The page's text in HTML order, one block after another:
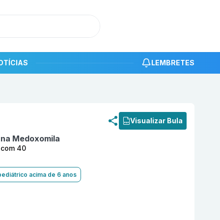
LEMBRETES
Visualizar Bula
Medoxomila
40
acima de 6 anos